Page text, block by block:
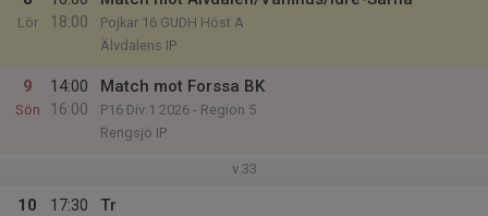
Lör
18:00
Pojkar 16 GUDH Höst A
Älvdalens IP
9
Sön
14:00
16:00
Match mot Forssa BK
P16 Div.1 2026 - Region 5
Rengsjö IP
v.33
10
17:30
Tr